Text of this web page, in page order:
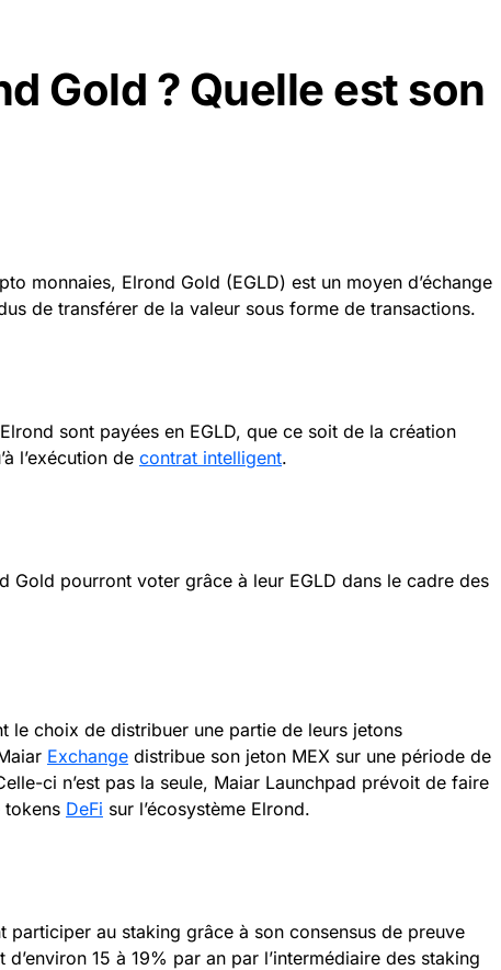
Gold ? Quelle est son
monnaies, Elrond Gold (EGLD) est un moyen d’échange
de transférer de la valeur sous forme de transactions.
sont payées en EGLD, que ce soit de la création
l’exécution de contrat intelligent.
Gold pourront voter grâce à leur EGLD dans le cadre des
le choix de distribuer une partie de leurs jetons
Exchange distribue son jeton MEX sur une période de
ci n’est pas la seule, Maiar Launchpad prévoit de faire
tokens DeFi sur l’écosystème Elrond.
participer au staking grâce à son consensus de preuve
15 à 19% par an par l’intermédiaire des staking